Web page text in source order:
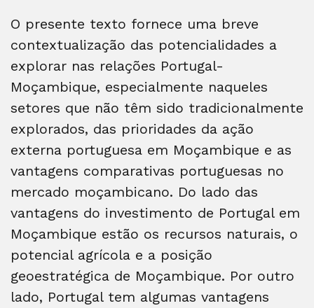
O presente texto fornece uma breve
contextualização das potencialidades a
explorar nas relações Portugal-
Moçambique, especialmente naqueles
setores que não têm sido tradicionalmente
explorados, das prioridades da ação
externa portuguesa em Moçambique e as
vantagens comparativas portuguesas no
mercado moçambicano. Do lado das
vantagens do investimento de Portugal em
Moçambique estão os recursos naturais, o
potencial agrícola e a posição
geoestratégica de Moçambique. Por outro
lado, Portugal tem algumas vantagens